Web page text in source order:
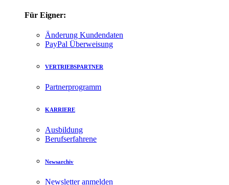
Für Eigner:
Änderung Kundendaten
PayPal Überweisung
VERTRIEBSPARTNER
Partnerprogramm
KARRIERE
Ausbildung
Berufserfahrene
Newsarchiv
Newsletter anmelden